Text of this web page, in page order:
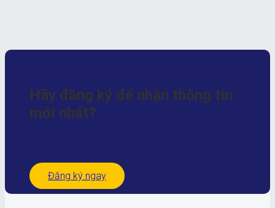
Hãy đăng ký để nhận thông tin
mới nhất?
Đăng ký ngay